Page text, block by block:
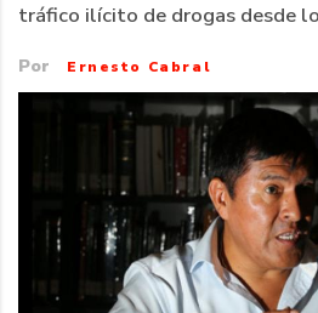
tráfico ilícito de drogas desde
Por Ernesto Cabral